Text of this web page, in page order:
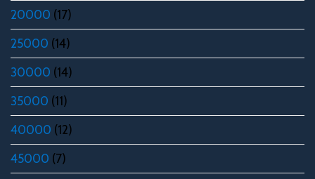
20000 (17)
25000 (14)
30000 (14)
35000 (11)
40000 (12)
45000 (7)